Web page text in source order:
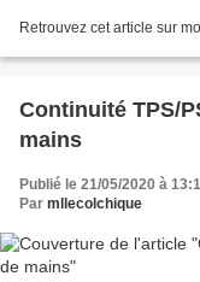
Retrouvez cet article sur
Continuité TPS/
mains
Publié le 21/05/2020 à
Par mllecolchique